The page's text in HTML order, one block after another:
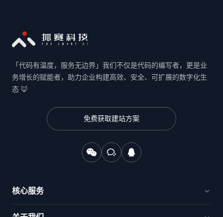
「代码有温度，服务无边界」我们不仅是代码的编写者，更是业
务增长的赋能者，助力企业构建高效、安全、可扩展的数字化生
态 🦊
免费获取建站方案
核心服务